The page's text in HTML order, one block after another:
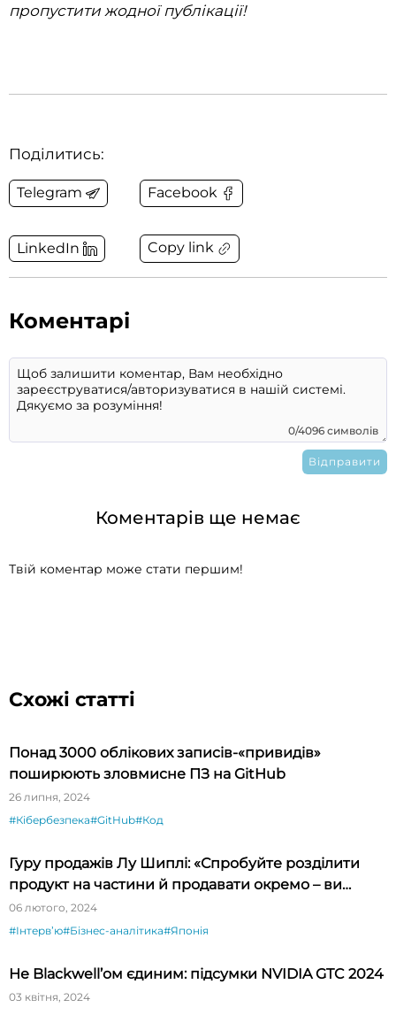
пропустити жодної публікації!
Поділитись:
Telegram Facebook
LinkedIn Copy link
Коментарі
0/4096 символів
Коментарів ще немає
Твій коментар може стати першим!
Схожі статті
Понад 3000 облікових записів-«привидів»
поширюють зловмисне ПЗ на GitHub
26 липня, 2024
#Кібербезпека#GitHub#Код
Гуру продажів Лу Шиплі: «Спробуйте розділити
продукт на частини й продавати окремо – ви
будете вражені»
06 лютого, 2024
#Інтервʼю#Бізнес-аналітика#Японія
Не Blackwell’ом єдиним: підсумки NVIDIA GTC 2024
03 квітня, 2024